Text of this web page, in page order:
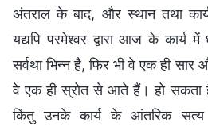
अंतराल के बाद, और स्थान तथा
यद्यपि परमेश्वर द्वारा आज के कार्य
सर्वथा भिन्न है, फिर भी वे एक ही
वे एक ही स्रोत से आते हैं। हो सकता
किंतु उनके कार्य के आंतरिक